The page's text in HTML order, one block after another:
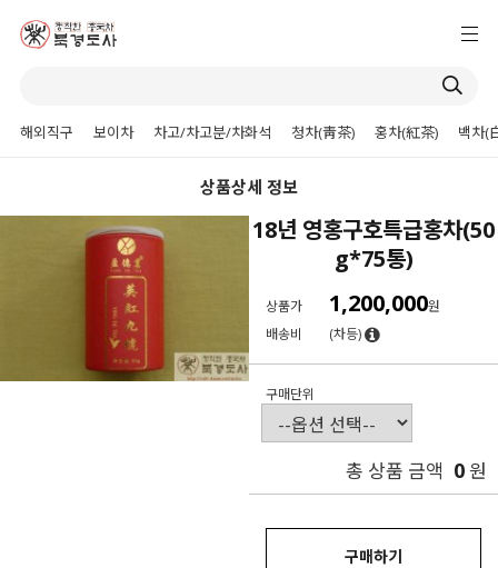
해외직구 보이차 차고/차고분/차화석 청차(靑茶) 홍차(紅茶) 백차(
상품상세 정보
18년 영홍구호특급홍차(50
g*75통)
상품가 1,200,000원
배송비
(차등)
구매단위
총 상품 금액 0원
구매하기